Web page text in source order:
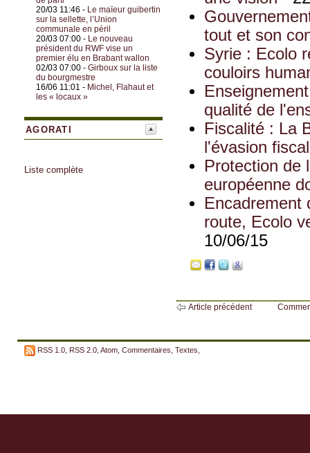
20/03 11:46 - Le maïeur guibertin
sur la sellette, l’Union
communale en péril
20/03 07:00 - Le nouveau
président du RWF vise un
premier élu en Brabant wallon
02/03 07:00 - Girboux sur la liste
du bourgmestre
16/06 11:01 - Michel, Flahaut et
les « locaux »
AGORATI
Liste complète
tout et son
Syrie : Ecolo
couloirs
qualité de
Fiscalité : La
l'évasion
Protection de
européenne
Encadrement
route, Ecolo
10/06/15
Article précédent
RSS 1.0 RSS 2.0 Atom Commentaires Textes